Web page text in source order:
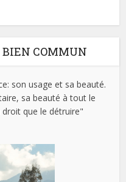
COMMUN
son usage et sa beauté.
sa beauté à tout le
que le détruire"